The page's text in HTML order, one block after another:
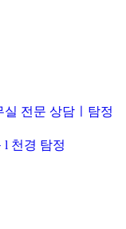
실 전문 상담ㅣ탐정
l 천경 탐정